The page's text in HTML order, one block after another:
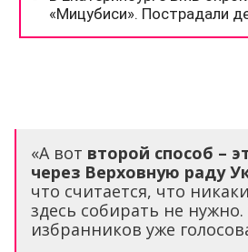
«А вот второй способ –
через Верховную раду
что считается, что
здесь собирать не
избранников уже